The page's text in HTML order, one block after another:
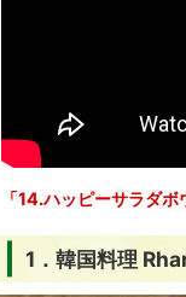
「14.ハッピーサラダ
1．韓国料理